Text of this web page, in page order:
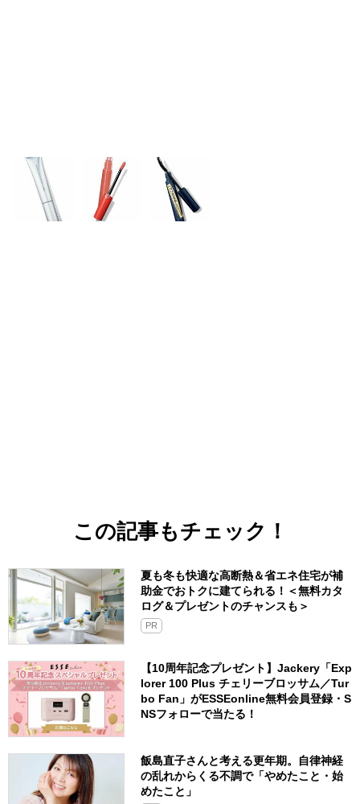
この記事もチェック！
夏も冬も快適な高断熱＆省エネ住宅が補
助金でおトクに建てられる！＜無料カタ
ログ＆プレゼントのチャンスも＞
PR
【10周年記念プレゼント】Jackery「Exp
lorer 100 Plus チェリーブロッサム／Tur
bo Fan」がESSEonline無料会員登録・S
NSフォローで当たる！
飯島直子さんと考える更年期。自律神経
の乱れからくる不調で「やめたこと・始
めたこと」